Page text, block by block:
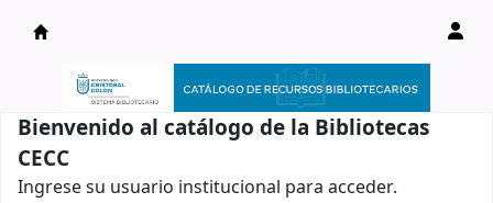
Catálogo en línea
Bienvenido al catálogo de la Bibliotecas
CECC
Ingrese su usuario institucional para acceder.